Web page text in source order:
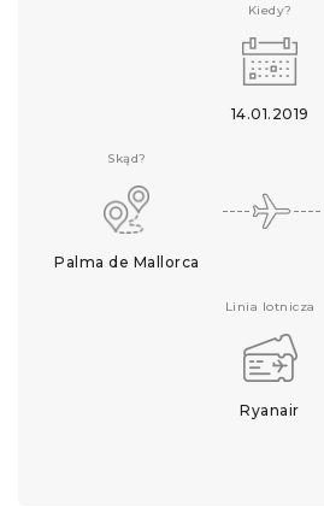
Kiedy?
14.01.2019
Skąd?
Palma de Mallorca
Linia lotnicza
Ryanair